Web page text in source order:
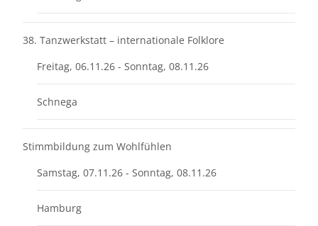
38. Tanzwerkstatt – internationale Folklore
Freitag, 06.11.26 - Sonntag, 08.11.26
Schnega
Stimmbildung zum Wohlfühlen
Samstag, 07.11.26 - Sonntag, 08.11.26
Hamburg